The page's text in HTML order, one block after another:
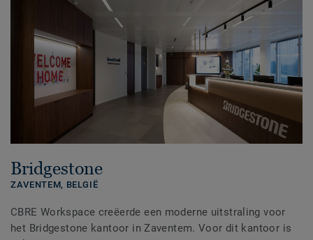
Bridgestone
ZAVENTEM, BELGIË
CBRE Workspace creëerde een moderne uitstraling voor
het Bridgestone kantoor in Zaventem. Voor dit kantoor is